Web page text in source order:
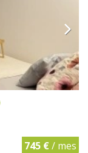
745 €/ mes